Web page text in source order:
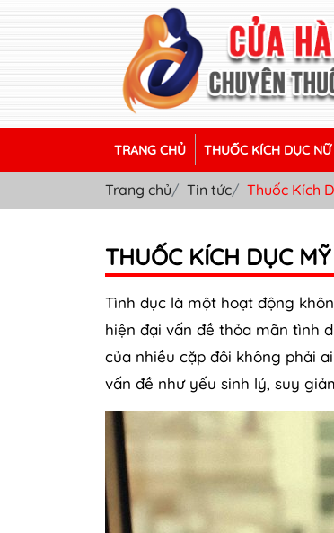
TRANG CHỦ THUỐC KÍCH DỤC NỮ
Trang chủ Tin tức Thuốc Kích
THUỐC KÍCH DỤC
Tình dục là một hoạt động
hiện đại vấn đề thỏa mãn tình
của nhiều cặp đôi không phải
vấn đề như yếu sinh lý, suy